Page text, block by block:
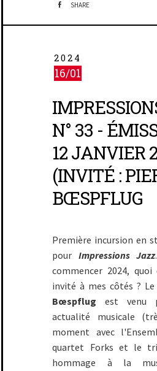
SHARE
2024
16/01
N° 33 -
12 JANVIER
(INVITÉ :
BŒSPFLUG
Première incursion en
pour Impressions Jazz
commencer 2024, quoi
invité à mes côtés ?
Bœspflug est venu
actualité musicale
moment avec
quartet Forks et le
hommage à la